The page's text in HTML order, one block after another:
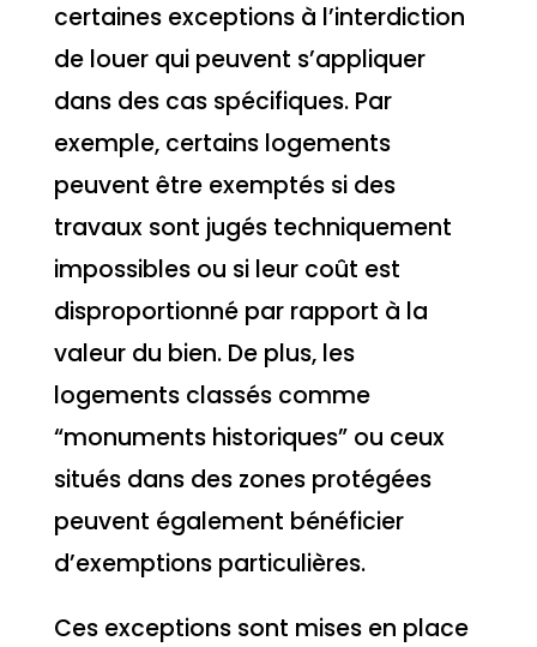
certaines exceptions à l’interdiction
de louer qui peuvent s’appliquer
dans des cas spécifiques. Par
exemple, certains logements
peuvent être exemptés si des
travaux sont jugés techniquement
impossibles ou si leur coût est
disproportionné par rapport à la
valeur du bien. De plus, les
logements classés comme
“monuments historiques” ou ceux
situés dans des zones protégées
peuvent également bénéficier
d’exemptions particulières.
Ces exceptions sont mises en place